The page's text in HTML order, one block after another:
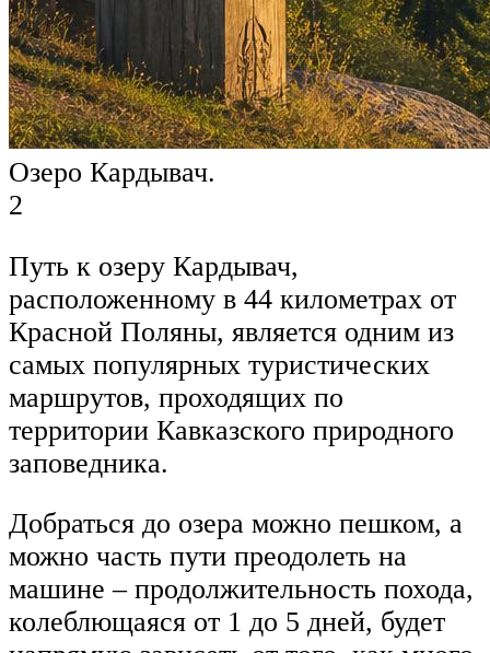
Озеро Кардывач.
2
Путь к озеру Кардывач,
расположенному в 44 километрах от
Красной Поляны, является одним из
самых популярных туристических
маршрутов, проходящих по
территории Кавказского природного
заповедника.
Добраться до озера можно пешком, а
можно часть пути преодолеть на
машине – продолжительность похода,
колеблющаяся от 1 до 5 дней, будет